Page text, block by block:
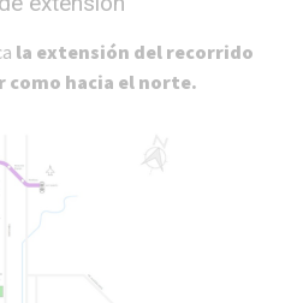
la extensión del recorrido
como hacia el norte.